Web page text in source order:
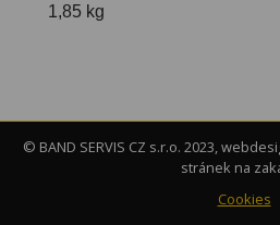
1,85 kg
© BAND SERVIS CZ s.r.o. 2023,
stránek na
Cookies